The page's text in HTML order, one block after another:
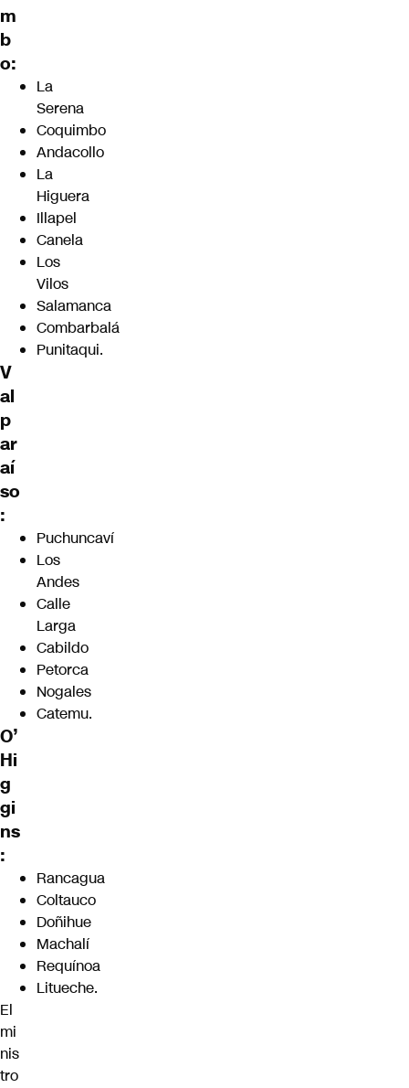
m
b
o:
La
Serena
Coquimbo
Andacollo
La
Higuera
Illapel
Canela
Los
Vilos
Salamanca
Combarbalá
Punitaqui.
V
al
p
ar
aí
so
:
Puchuncaví
Los
Andes
Calle
Larga
Cabildo
Petorca
Nogales
Catemu.
O’
Hi
g
gi
ns
:
Rancagua
Coltauco
Doñihue
Machalí
Requínoa
Litueche.
El
mi
nis
tro